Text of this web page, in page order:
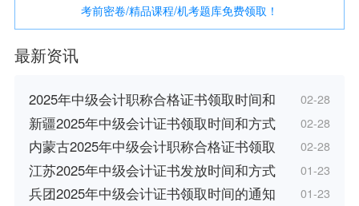
考前密卷/精品课程/机考题库免费领取！
最新资讯
2025年中级会计职称合格证书领取时间和 02-28
新疆2025年中级会计证书领取时间和方式 02-28
内蒙古2025年中级会计职称合格证书领取 02-28
江苏2025年中级会计证书发放时间和方式 01-23
兵团2025年中级会计证书领取时间的通知 01-23